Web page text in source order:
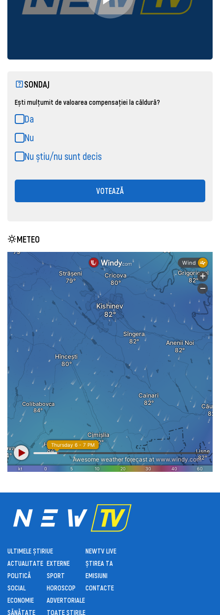
SONDAJ
Ești mulțumit de valoarea compensației la căldură?
Da
Nu
Nu știu/nu sunt decis
VOTEAZĂ
METEO
ULTIMELE ȘTIRI
ACTUALITATE
POLITICĂ
SOCIAL
ECONOMIE
SĂNĂTATE
UE
EXTERNE
SPORT
HOROSCOP
ADVERTORIALE
TOATE ȘTIRILE
NEWTV LIVE
ȘTIREA TA
EMISIUNI
CONTACTE